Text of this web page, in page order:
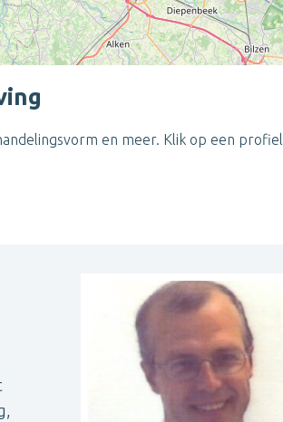
en meer. Klik op een profiel